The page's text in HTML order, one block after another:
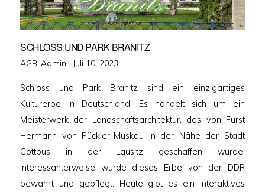
SCHLOSS UND PARK BRANITZ
AGB-Admin · Veröffentlicht
Juli 10, 2023
Schloss und Park Branitz sind ein einzigartiges
Kulturerbe in Deutschland. Es handelt sich um ein
Meisterwerk der Landschaftsarchitektur, das von Fürst
Hermann von Pückler-Muskau in der Nähe der Stadt
Cottbus in der Lausitz geschaffen wurde.
Interessanterweise wurde dieses Erbe von der DDR
bewahrt und gepflegt. Heute gibt es ein interaktives